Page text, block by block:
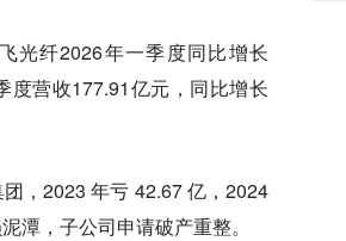
光纤2026年一季度同比增长
度营收177.91亿元，同比增长
，2023 年亏 42.67 亿，2024
潭，子公司申请破产重整。